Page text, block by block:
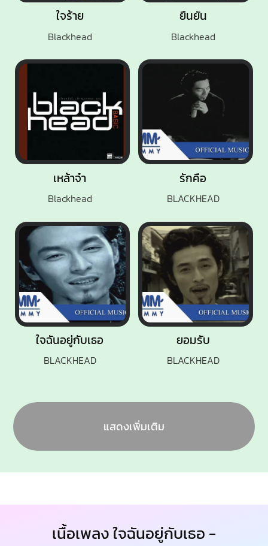
ใจฉันอยู่กับเธอ
BLACKHEAD
ยอมรับ
BLACKHEAD
ยืนยัน
Blackhead
ใจร้าย
Blackhead
รักคือ
BLACKHEAD
เหล้าจ๋า
Blackhead
แสดงเพิ่มเติม
เนื้อเพลง ใจฉันอยู่กับเธอ -